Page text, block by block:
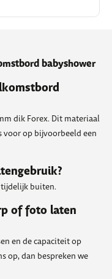
babyshower
dik Forex. Dit materiaal
voor op bijvoorbeeld een
tijdelijk buiten.
of foto laten
en de capaciteit op
op, dan bespreken we